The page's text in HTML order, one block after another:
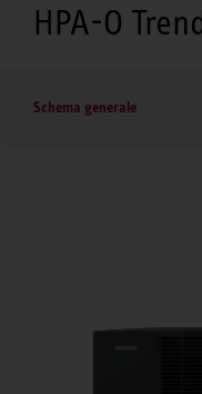
HPA-O
Schema generale